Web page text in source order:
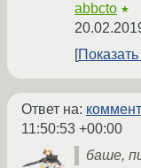
abbcto ★
Ответ на:
11:50:53 +00:00
баше,